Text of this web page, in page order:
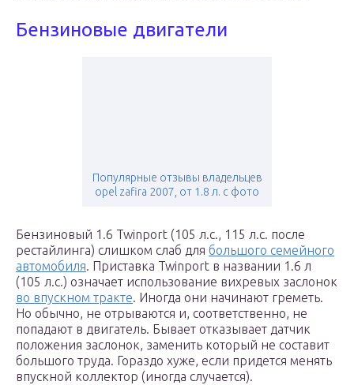
Бензиновые двигатели
Популярные отзывы владельцев
opel zafira 2007, от 1.8 л. с фото
Бензиновый 1.6 Twinport (105 л.с., 115 л.с. после
рестайлинга) слишком слаб для большого семейного
автомобиля. Приставка Twinport в названии 1.6 л
(105 л.с.) означает использование вихревых заслонок
во впускном тракте. Иногда они начинают греметь.
Но обычно, не отрываются и, соответственно, не
попадают в двигатель. Бывает отказывает датчик
положения заслонок, заменить который не составит
большого труда. Гораздо хуже, если придется менять
впускной коллектор (иногда случается).